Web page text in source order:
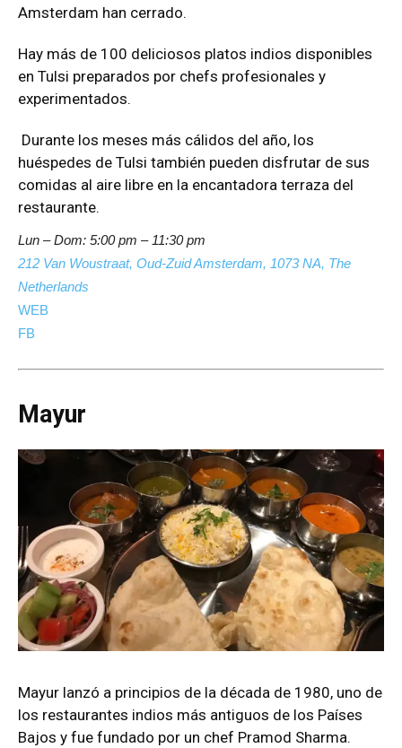
Amsterdam han cerrado.
Hay más de 100 deliciosos platos indios disponibles
en Tulsi preparados por chefs profesionales y
experimentados.
Durante los meses más cálidos del año, los
huéspedes de Tulsi también pueden disfrutar de sus
comidas al aire libre en la encantadora terraza del
restaurante.
Lun – Dom: 5:00 pm – 11:30 pm
212 Van Woustraat, Oud-Zuid Amsterdam, 1073 NA, The
Netherlands
WEB
FB
Mayur
Mayur lanzó a principios de la década de 1980, uno de
los restaurantes indios más antiguos de los Países
Bajos y fue fundado por un chef Pramod Sharma.